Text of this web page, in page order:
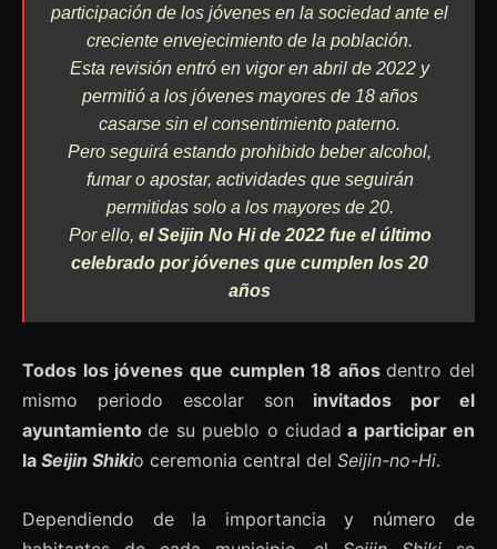
participación de los jóvenes en la sociedad ante el
creciente envejecimiento de la población.
Esta revisión entró en vigor en abril de 2022 y
permitió a los jóvenes mayores de 18 años
casarse sin el consentimiento paterno.
Pero seguirá estando prohibido beber alcohol,
fumar o apostar, actividades que seguirán
permitidas solo a los mayores de 20.
Por ello, el Seijin No Hi de 2022 fue el último
celebrado por jóvenes que cumplen los 20
años
Todos los jóvenes que cumplen 18 añosdentro del
mismo periodo escolar son invitados por el
ayuntamientode su pueblo o ciudad a participar en
la Seijin Shikio ceremonia central del Seijin-no-Hi.
Dependiendo de la importancia y número de